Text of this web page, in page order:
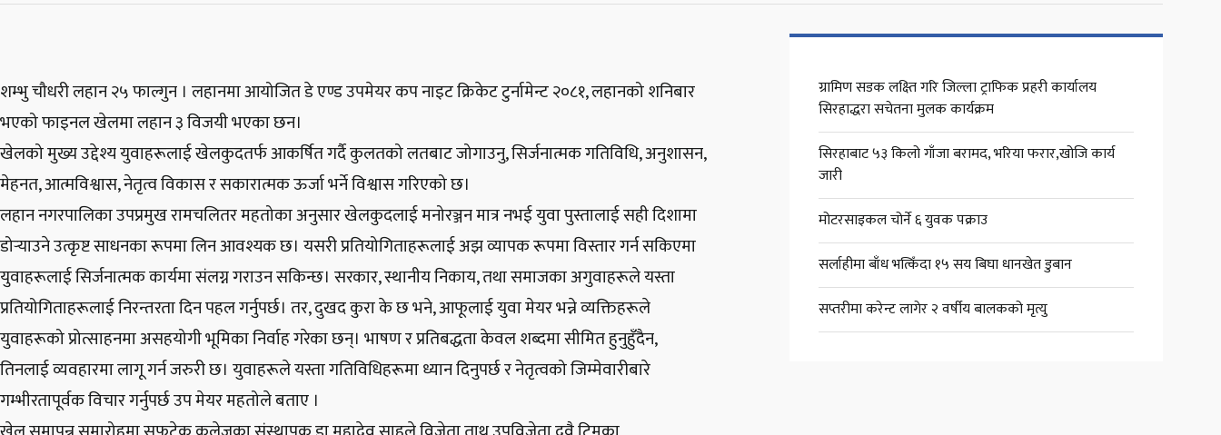
शम्भु चौधरी लहान २५ फाल्गुन । लहानमा आयोजित डे एण्ड उपमेयर कप नाइट क्रिकेट टुर्नामेन्ट २०८१, लहानको शनिबार
भएको फाइनल खेलमा लहान ३ विजयी भएका छन।
खेलको मुख्य उद्देश्य युवाहरूलाई खेलकुदतर्फ आकर्षित गर्दै कुलतको लतबाट जोगाउनु, सिर्जनात्मक गतिविधि, अनुशासन,
मेहनत, आत्मविश्वास, नेतृत्व विकास र सकारात्मक ऊर्जा भर्ने विश्वास गरिएको छ।
लहान नगरपालिका उपप्रमुख रामचलितर महतोका अनुसार खेलकुदलाई मनोरञ्जन मात्र नभई युवा पुस्तालाई सही दिशामा
डोर्‍याउने उत्कृष्ट साधनका रूपमा लिन आवश्यक छ। यसरी प्रतियोगिताहरूलाई अझ व्यापक रूपमा विस्तार गर्न सकिएमा
युवाहरूलाई सिर्जनात्मक कार्यमा संलग्न गराउन सकिन्छ। सरकार, स्थानीय निकाय, तथा समाजका अगुवाहरूले यस्ता
प्रतियोगिताहरूलाई निरन्तरता दिन पहल गर्नुपर्छ। तर, दुखद कुरा के छ भने, आफूलाई युवा मेयर भन्ने व्यक्तिहरूले
युवाहरूको प्रोत्साहनमा असहयोगी भूमिका निर्वाह गरेका छन्। भाषण र प्रतिबद्धता केवल शब्दमा सीमित हुनुहुँदैन,
तिनलाई व्यवहारमा लागू गर्न जरुरी छ। युवाहरूले यस्ता गतिविधिहरूमा ध्यान दिनुपर्छ र नेतृत्वको जिम्मेवारीबारे
गम्भीरतापूर्वक विचार गर्नुपर्छ उप मेयर महतोले बताए ।
ग्रामिण सडक लक्ष्ति गरि जिल्ला ट्राफिक प्रहरी कार्यालय
सिरहाद्धरा सचेतना मुलक कार्यक्रम
सिरहाबाट ५३ किलो गाँजा बरामद, भरिया फरार,खोजि कार्य
जारी
मोटरसाइकल चोर्ने ६ युवक पक्राउ
सर्लाहीमा बाँध भत्किँदा १५ सय बिघा धानखेत डुबान
सप्तरीमा करेन्ट लागेर २ वर्षीय बालकको मृत्यु